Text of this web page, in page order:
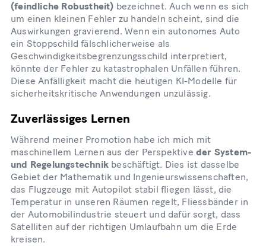
(feindliche Robustheit) bezeichnet. Auch wenn es sich
um einen kleinen Fehler zu handeln scheint, sind die
Auswirkungen gravierend. Wenn ein autonomes Auto
ein Stoppschild fälschlicherweise als
Geschwindigkeitsbegrenzungsschild interpretiert,
könnte der Fehler zu katastrophalen Unfällen führen.
Diese Anfälligkeit macht die heutigen KI-Modelle für
sicherheitskritische Anwendungen unzulässig.
Zuverlässiges Lernen
Während meiner Promotion habe ich mich mit
maschinellem Lernen aus der Perspektiveder System-
und Regelungstechnik beschäftigt. Dies ist dasselbe
Gebiet der Mathematik und Ingenieurswissenschaften,
das Flugzeuge mit Autopilot stabil fliegen lässt, die
Temperatur in unseren Räumen regelt, Fliessbänder in
der Automobilindustrie steuert und dafür sorgt, dass
Satelliten auf der richtigen Umlaufbahn um die Erde
kreisen.